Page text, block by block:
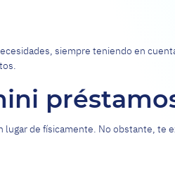
siempre teniendo en
de físicamente. No obstante,